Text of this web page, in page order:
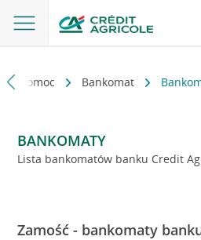
i pomoc Bankomat
BANKOMATY
Lista bankomatów banku Credit
Zamość - bankomaty